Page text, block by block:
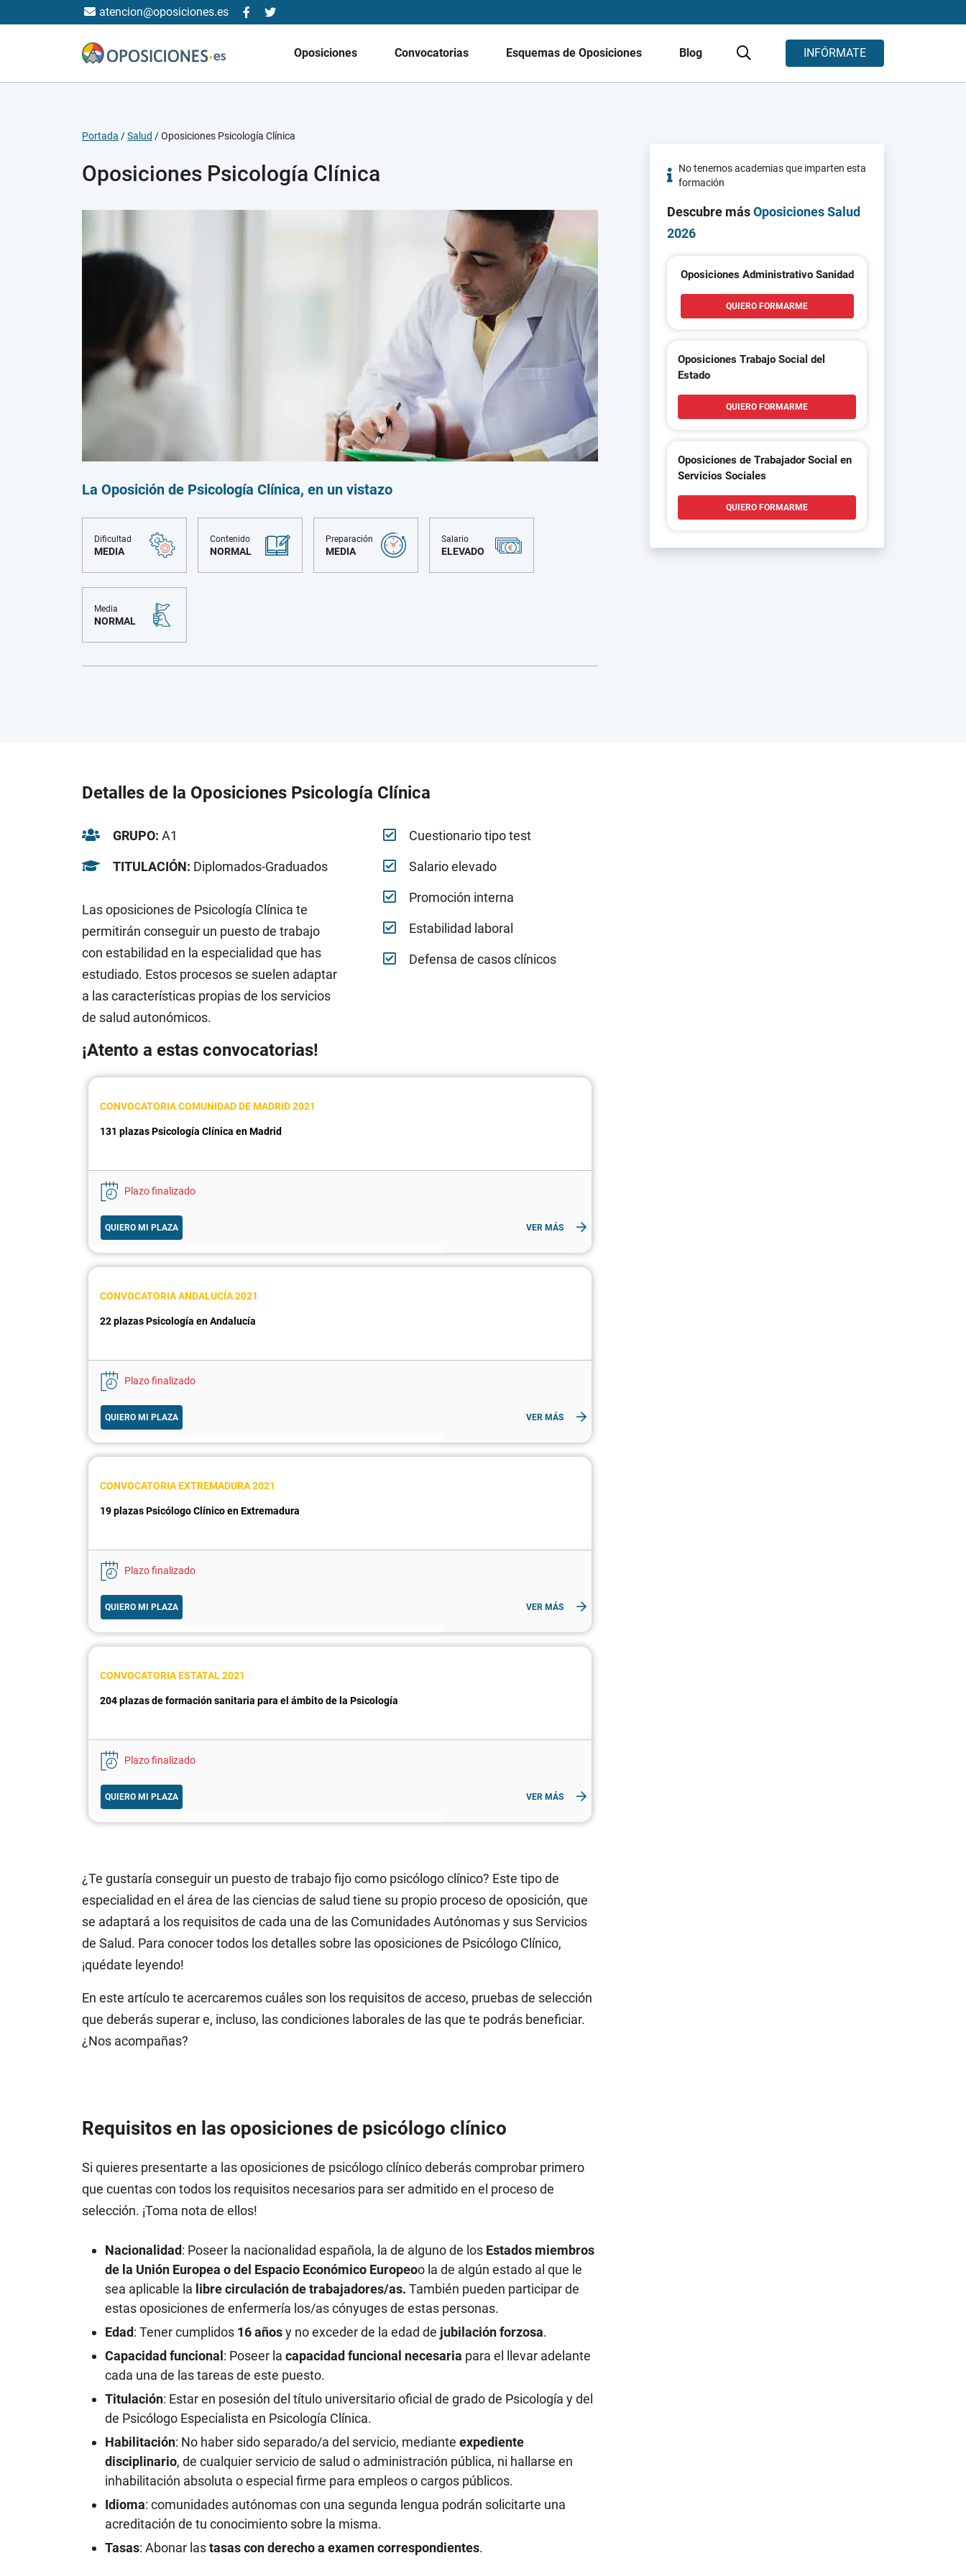
atencion@oposiciones.es
Oposiciones Convocatorias Esquemas de Oposiciones Blog INFÓRMATE
Portada /Salud /Oposiciones Psicología Clínica
Oposiciones Psicología Clínica
La Oposición de Psicología Clínica, en un vistazo
Dificultad
MEDIA
Contenido
NORMAL
Preparación
MEDIA
Salario
ELEVADO
Media
NORMAL
No tenemos academias que imparten esta
formación
Descubre másOposiciones Salud
2026
Oposiciones Administrativo Sanidad
QUIERO FORMARME
Oposiciones Trabajo Social del
Estado
QUIERO FORMARME
Oposiciones de Trabajador Social en
Servicios Sociales
QUIERO FORMARME
Detalles de la Oposiciones Psicología Clínica
GRUPO: A1
TITULACIÓN: Diplomados-Graduados
Las oposiciones de Psicología Clínica te
permitirán conseguir un puesto de trabajo
con estabilidad en la especialidad que has
estudiado. Estos procesos se suelen adaptar
a las características propias de los servicios
de salud autonómicos.
Cuestionario tipo test
Salario elevado
Promoción interna
Estabilidad laboral
Defensa de casos clínicos
¡Atento a estas convocatorias!
CONVOCATORIA COMUNIDAD DE MADRID 2021
131 plazas Psicología Clínica en Madrid
Plazo finalizado
QUIERO MI PLAZA VER MÁS
CONVOCATORIA ANDALUCÍA 2021
22 plazas Psicología en Andalucía
Plazo finalizado
QUIERO MI PLAZA VER MÁS
CONVOCATORIA EXTREMADURA 2021
19 plazas Psicólogo Clínico en Extremadura
Plazo finalizado
QUIERO MI PLAZA VER MÁS
CONVOCATORIA ESTATAL 2021
204 plazas de formación sanitaria para el ámbito de la Psicología
Plazo finalizado
QUIERO MI PLAZA VER MÁS
¿Te gustaría conseguir un puesto de trabajo fijo como psicólogo clínico? Este tipo de
especialidad en el área de las ciencias de salud tiene su propio proceso de oposición, que
se adaptará a los requisitos de cada una de las Comunidades Autónomas y sus Servicios
de Salud. Para conocer todos los detalles sobre las oposiciones de Psicólogo Clínico,
¡quédate leyendo!
En este artículo te acercaremos cuáles son los requisitos de acceso, pruebas de selección
que deberás superar e, incluso, las condiciones laborales de las que te podrás beneficiar.
¿Nos acompañas?
Requisitos en las oposiciones de psicólogo clínico
Si quieres presentarte a las oposiciones de psicólogo clínico deberás comprobar primero
que cuentas con todos los requisitos necesarios para ser admitido en el proceso de
selección. ¡Toma nota de ellos!
Nacionalidad: Poseer la nacionalidad española, la de alguno de los Estados miembros
de la Unión Europea o del Espacio Económico Europeoo la de algún estado al que le
sea aplicable la libre circulación de trabajadores/as. También pueden participar de
estas oposiciones de enfermería los/as cónyuges de estas personas.
Edad: Tener cumplidos 16 añosy no exceder de la edad de jubilación forzosa.
Capacidad funcional : Poseer la capacidad funcional necesaria para el llevar adelante
cada una de las tareas de este puesto.
Titulación: Estar en posesión del título universitario oficial de grado de Psicología y del
de Psicólogo Especialista en Psicología Clínica.
Habilitación: No haber sido separado/a del servicio, mediante expediente
disciplinario, de cualquier servicio de salud o administración pública, ni hallarse en
inhabilitación absoluta o especial firme para empleos o cargos públicos.
Idioma: comunidades autónomas con una segunda lengua podrán solicitarte una
acreditación de tu conocimiento sobre la misma.
Tasas: Abonar lastasas con derecho a examen correspondientes.